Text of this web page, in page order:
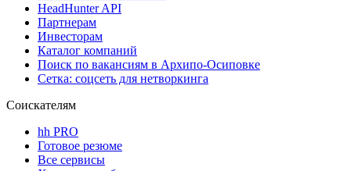
HeadHunter API
Партнерам
Инвесторам
Каталог компаний
Поиск по вакансиям в Архипо-Осиповке
Сетка: соцсеть для нетворкинга
Соискателям
hh PRO
Готовое резюме
Все сервисы